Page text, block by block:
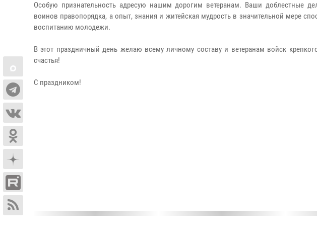
Особую признательность адресую нашим дорогим ветеранам. Ваши доблестные
воинов правопорядка, а опыт, знания и житейская мудрость в значительной мере
воспитанию молодежи.
В этот праздничный день желаю всему личному составу и ветеранам войск
счастья!
С праздником!